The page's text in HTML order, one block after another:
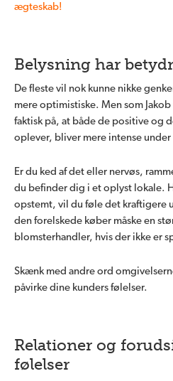
ægteskab!
Belysning har
De fleste vil nok kunne nikke
mere optimistiske. Men som
faktisk på, at både de positive og
oplever, bliver mere intense
Er du ked af det eller nervøs,
du befinder dig i et oplyst lokale.
opstemt, vil du føle det kraftigere
den forelskede køber måske en
blomsterhandler, hvis der ikke er
Skænk med andre ord
påvirke dine kunders følelser.
Relationer og
følelser